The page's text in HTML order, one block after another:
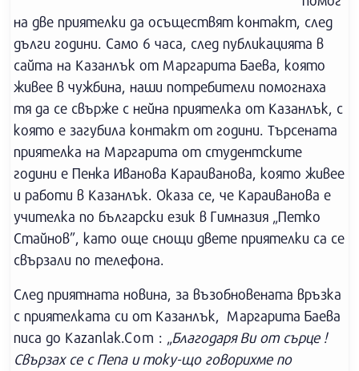
на две приятелки да осъществят контакт, след
дълги години. Само 6 часа, след публикацията в
сайта на Казанлък от Маргарита Баева, която
живее в чужбина, наши потребители помогнаха
тя да се свърже с нейна приятелка от Казанлък, с
която е загубила контакт от години. Търсената
приятелка на Маргарита от студентските
години е Пенка Иванова Караиванова, която живее
и работи в Казанлък. Оказа се, че Караиванова е
учителка по български език в Гимназия „Петко
Стайнов”, като още снощи двете приятелки са се
свързали по телефона.
След приятната новина, за възобновената връзка
с приятелката си от Казанлък, Маргарита Баева
писа до Kazanlak.Com : „Благодаря Ви от сърце !
Свързах се с Пепа и току-що говорихме по